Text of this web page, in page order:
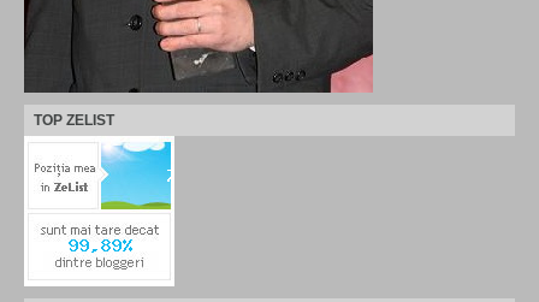
TOP ZELIST